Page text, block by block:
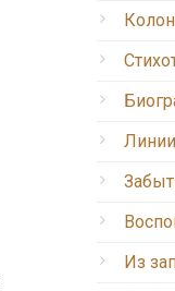
Из